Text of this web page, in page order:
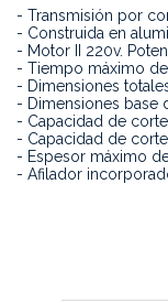
- Transmisión por
- Construida en
- Motor II 220v.
- Tiempo máximo
- Dimensiones
- Dimensiones base
- Capacidad de
- Capacidad de
- Espesor máximo
- Afilador